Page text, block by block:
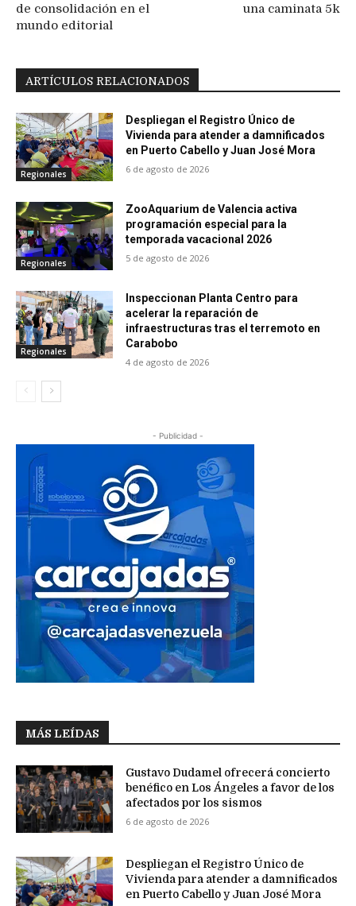
de consolidación en el
mundo editorial
una caminata 5k
ARTÍCULOS RELACIONADOS
Regionales
Despliegan el Registro Único de
Vivienda para atender a damnificados
en Puerto Cabello y Juan José Mora
6 de agosto de 2026
Regionales
ZooAquarium de Valencia activa
programación especial para la
temporada vacacional 2026
5 de agosto de 2026
Regionales
Inspeccionan Planta Centro para
acelerar la reparación de
infraestructuras tras el terremoto en
Carabobo
4 de agosto de 2026
- Publicidad -
MÁS LEÍDAS
Gustavo Dudamel ofrecerá concierto
benéfico en Los Ángeles a favor de los
afectados por los sismos
6 de agosto de 2026
Despliegan el Registro Único de
Vivienda para atender a damnificados
en Puerto Cabello y Juan José Mora